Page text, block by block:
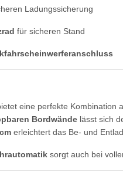
Ladungssicherung
für sicheren Stand
eine perfekte Kombination
Bordwände lässt sich
erleichtert das Be- und
sorgt auch bei